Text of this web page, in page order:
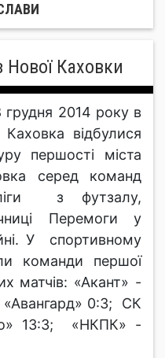
Нової Каховки
грудня 2014 року в
Каховка відбулися
першості міста
серед команд
з футзалу,
Перемоги у
У спортивному
команди першої
матчів: «Акант» -
0:3; СК
13:3; «НКПК» -